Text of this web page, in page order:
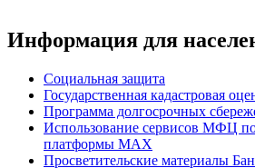
Информация для
Социальная защита
Государственная кадастровая
Программа долгосрочных
Использование сервисов МФЦ
платформы MAX
Просветительские материалы